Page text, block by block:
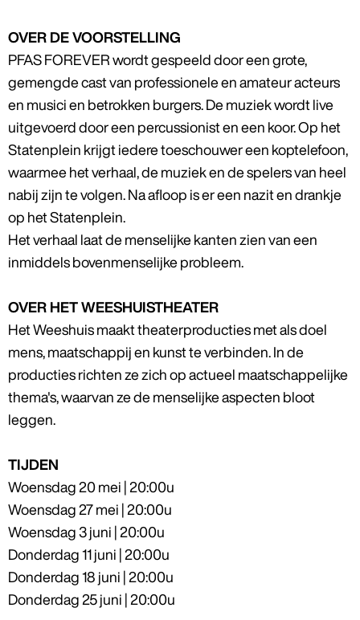
OVER DE VOORSTELLING
PFAS FOREVER wordt gespeeld door een grote,
gemengde cast van professionele en amateur acteurs
en musici en betrokken burgers. De muziek wordt live
uitgevoerd door een percussionist en een koor. Op het
Statenplein krijgt iedere toeschouwer een koptelefoon,
waarmee het verhaal, de muziek en de spelers van heel
nabij zijn te volgen. Na afloop is er een nazit en drankje
op het Statenplein.
Het verhaal laat de menselijke kanten zien van een
inmiddels bovenmenselijke probleem.
OVER HET WEESHUISTHEATER
Het Weeshuis maakt theaterproducties met als doel
mens, maatschappij en kunst te verbinden. In de
producties richten ze zich op actueel maatschappelijke
thema's, waarvan ze de menselijke aspecten bloot
leggen.
TIJDEN
Woensdag 20 mei | 20:00u
Woensdag 27 mei | 20:00u
Woensdag 3 juni | 20:00u
Donderdag 11 juni | 20:00u
Donderdag 18 juni | 20:00u
Donderdag 25 juni | 20:00u